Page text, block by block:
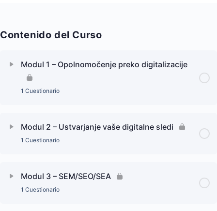
Contenido del Curso
Modul 1 – Opolnomočenje preko digitalizacije
1 Cuestionario
Modul 2 – Ustvarjanje vaše digitalne sledi
1 Cuestionario
Modul 3 – SEM/SEO/SEA
1 Cuestionario